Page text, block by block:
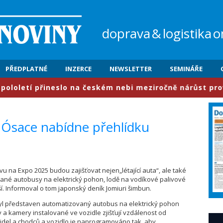
doprava&logistika
PŘEDPLATNÉ INZERCE NEWSLETTER SEMINÁŘE
na českém nebi meziročně nárůst provozu o
nabídne přehlídku
na Expo 2025 budou zajišťovat nejen„létající auta“, ale také
autobusy na elektrický pohon, lodě na vodíkové palivové
Informoval o tom japonský deník Jomiuri šimbun.
představen automatizovaný autobus na elektrický pohon
a kamery instalované ve vozidle zjišťují vzdálenost od